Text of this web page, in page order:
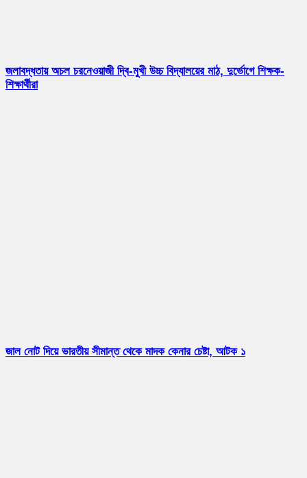
জলাবদ্ধতায় অচল চরনেওয়াজী দ্বি-মুখী উচ্চ বিদ্যালয়ের মাঠ, দুর্ভোগে শিক্ষক-
শিক্ষার্থীরা
জাল নোট দিয়ে ভারতীয় সীমান্ত থেকে মাদক কেনার চেষ্টা, আটক ১